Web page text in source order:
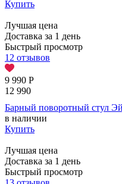
Купить
Лучшая цена
Доставка за 1 день
Быстрый просмотр
12 отзывов
9 990 Р
12 990
Барный поворотный стул
в наличии
Купить
Лучшая цена
Доставка за 1 день
Быстрый просмотр